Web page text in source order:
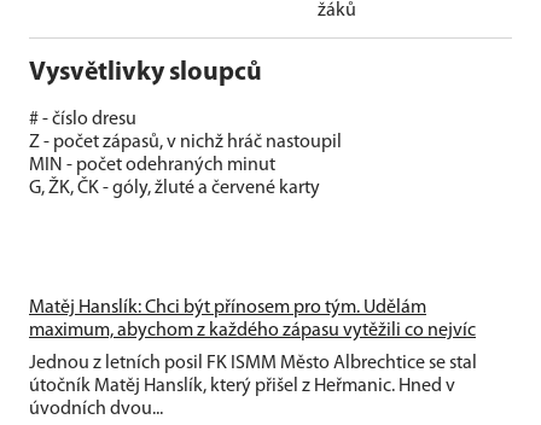
žáků
Vysvětlivky sloupců
# - číslo dresu
Z - počet zápasů, v nichž hráč nastoupil
MIN - počet odehraných minut
G, ŽK, ČK - góly, žluté a červené karty
Matěj Hanslík: Chci být přínosem pro tým. Udělám
maximum, abychom z každého zápasu vytěžili co nejvíc
Jednou z letních posil FK ISMM Město Albrechtice se stal
útočník Matěj Hanslík, který přišel z Heřmanic. Hned v
úvodních dvou...